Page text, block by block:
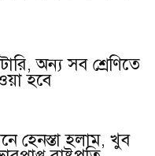
অন্য সব শ্রেণিতে
হবে
হেনস্তা হলাম, খুব